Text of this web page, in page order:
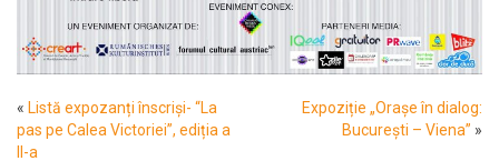
« Listă expozanți înscriși- “La
pas pe Calea Victoriei”, ediția a
II-a
Expoziție „Orașe în dialog:
București – Viena” »